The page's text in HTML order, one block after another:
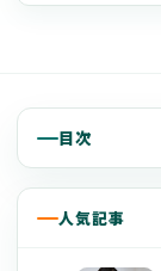
目次
人気記事